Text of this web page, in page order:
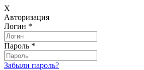
X
Авторизация
Логин *
Пароль *
Забыли пароль?